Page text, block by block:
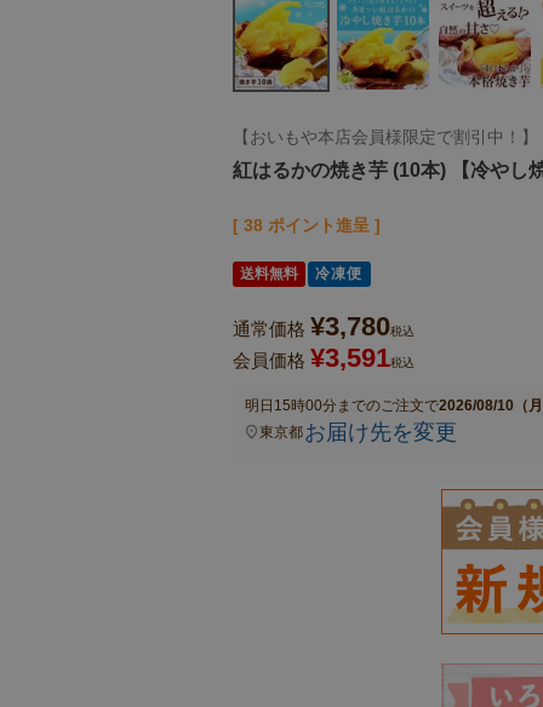
【おいもや本店会員様限定で割引中！】
紅はるかの焼き芋 (10本) 【冷やし
[ 38 ポイント進呈 ]
送料無料 冷凍便
通常価格 ¥3,780税込
会員価格 ¥3,591税込
明日 15時00分までのご注文で2026/08/10（
東京都お届け先を変更